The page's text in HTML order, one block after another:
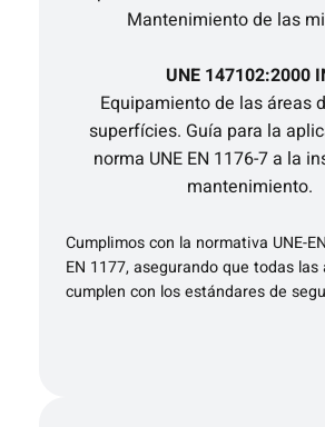
Mantenimiento de las
UNE 147102:2000
Equipamiento de las áreas
superfícies. Guía para la
norma UNE EN 1176-7 a la
mantenimiento.
Cumplimos con la normativa UNE-
EN 1177, asegurando que todas
cumplen con los estándares de